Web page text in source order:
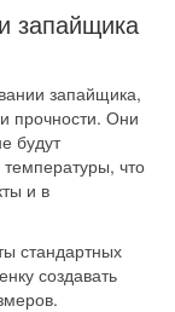
запайщика
запайщика,
прочности. Они
будут
что
и в
стандартных
создавать